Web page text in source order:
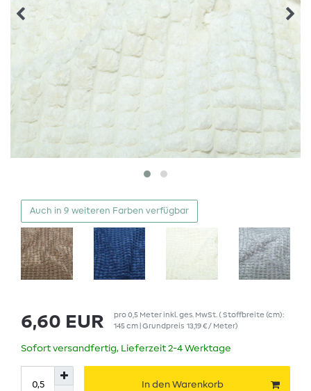
Auch in 9 weiteren Farben verfügbar
6,60 EUR pro0,5 Meterinkl. ges. MwSt. ( Stoffbreite (cm):
145 cm | Grundpreis 13,19 € / Meter)
Sofort versandfertig, Lieferzeit 2-4 Werktage
In den Warenkorb